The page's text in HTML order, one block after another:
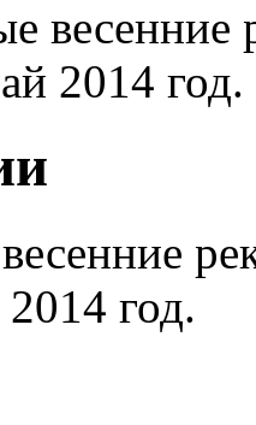
весенние
2014 год.
год.